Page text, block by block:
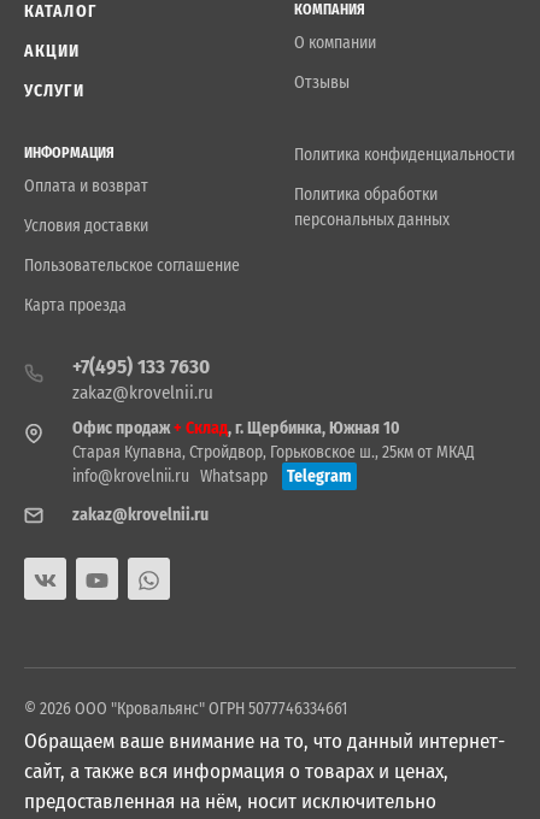
КАТАЛОГ
АКЦИИ
УСЛУГИ
КОМПАНИЯ
О компании
Отзывы
ИНФОРМАЦИЯ
Оплата и возврат
Условия доставки
Пользовательское соглашение
Карта проезда
Политика конфиденциальности
Политика обработки
персональных данных
+7(495) 133 7630
zakaz@krovelnii.ru
Офис продаж+ Склад, г. Щербинка, Южная 10
Старая Купавна, Стройдвор, Горьковское ш., 25км от МКАД
info@krovelnii.ru Whatsapp
Telegram
zakaz@krovelnii.ru
© 2026 ООО "Кровальянс" ОГРН 5077746334661
Обращаем ваше внимание на то, что данный интернет-
сайт, а также вся информация о товарах и ценах,
предоставленная на нём, носит исключительно